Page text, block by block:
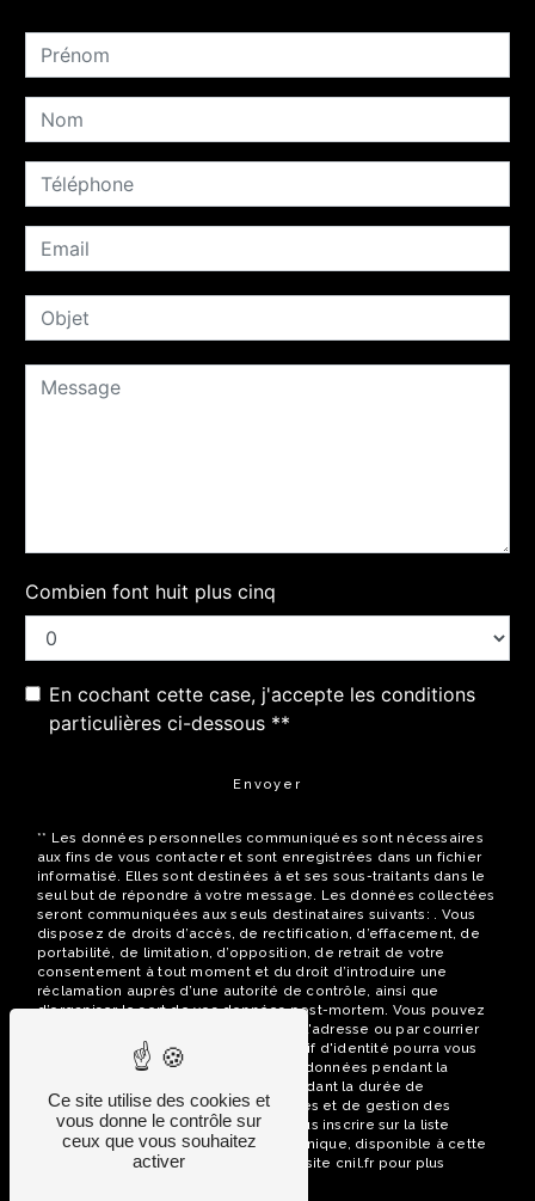
Combien font huit plus cinq
En cochant cette case, j'accepte les conditions
particulières ci-dessous **
Envoyer
** Les données personnelles communiquées sont nécessaires
aux fins de vous contacter et sont enregistrées dans un fichier
informatisé. Elles sont destinées à et ses sous-traitants dans le
seul but de répondre à votre message. Les données collectées
seront communiquées aux seuls destinataires suivants: . Vous
disposez de droits d’accès, de rectification, d’effacement, de
portabilité, de limitation, d’opposition, de retrait de votre
consentement à tout moment et du droit d’introduire une
réclamation auprès d’une autorité de contrôle, ainsi que
d’organiser le sort de vos données post-mortem. Vous pouvez
exercer ces droits par voie postale à l'adresse ou par courrier
électronique à l'adresse . Un justificatif d'identité pourra vous
être demandé. Nous conservons vos données pendant la
période de prise de contact puis pendant la durée de
prescription légale aux fins probatoires et de gestion des
contentieux. Vous avez le droit de vous inscrire sur la liste
d'opposition au démarchage téléphonique, disponible à cette
Bloctel.gouv.fr
. Consultez le site cnil.fr pour plus
Ce site utilise des cookies et
vous donne le contrôle sur
ceux que vous souhaitez
activer